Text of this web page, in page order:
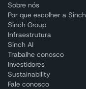
Sobre nós
Por que escolher a Sinch
Sinch Group
Infraestrutura
Sinch AI
Trabalhe conosco
Investidores
Sustainability
Fale conosco